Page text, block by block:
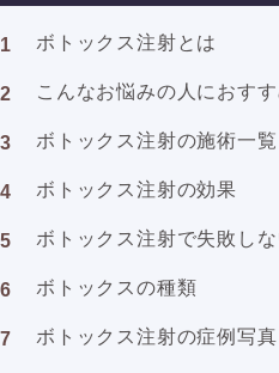
ボトックス注射とは
こんなお悩みの人におす
ボトックス注射の施術一覧
ボトックス注射の効果
ボトックス注射で失敗し
ボトックスの種類
ボトックス注射の症例写真